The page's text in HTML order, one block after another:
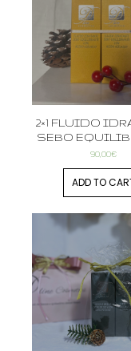
2×1 FLUIDO
SEBO
90,00€
ADD TO